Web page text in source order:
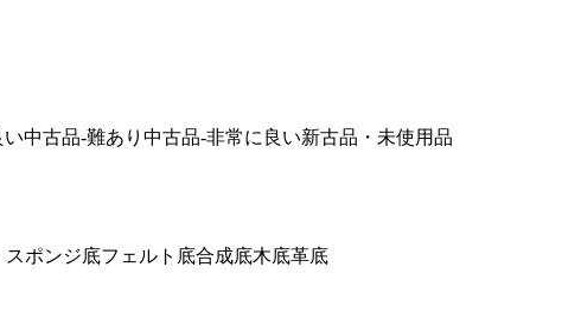
い中古品-難あり 中古品-非常に良い新古品・未使用品
スポンジ底フェルト底合成底木底革底